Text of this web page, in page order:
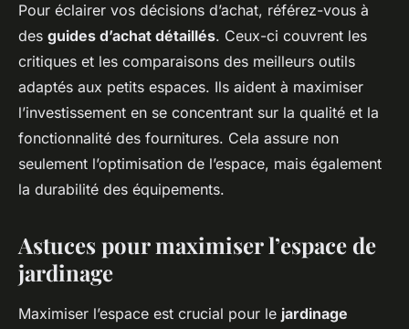
Pour éclairer vos décisions d’achat, référez-vous à
des guides d’achat détaillés. Ceux-ci couvrent les
critiques et les comparaisons des meilleurs outils
adaptés aux petits espaces. Ils aident à maximiser
l’investissement en se concentrant sur la qualité et la
fonctionnalité des fournitures. Cela assure non
seulement l’optimisation de l’espace, mais également
la durabilité des équipements.
Astuces pour maximiser l’espace de
jardinage
Maximiser l’espace est crucial pour le jardinage